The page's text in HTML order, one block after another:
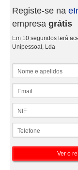
Registe-se na
empresa grátis
Em 10 segundos terá
Unipessoal, Lda